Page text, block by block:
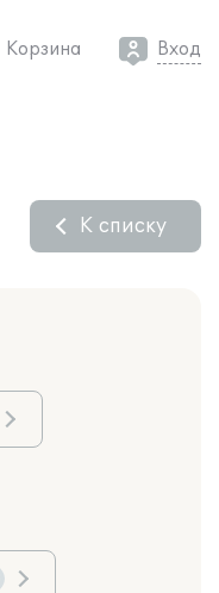
Корзина Вход
К списку